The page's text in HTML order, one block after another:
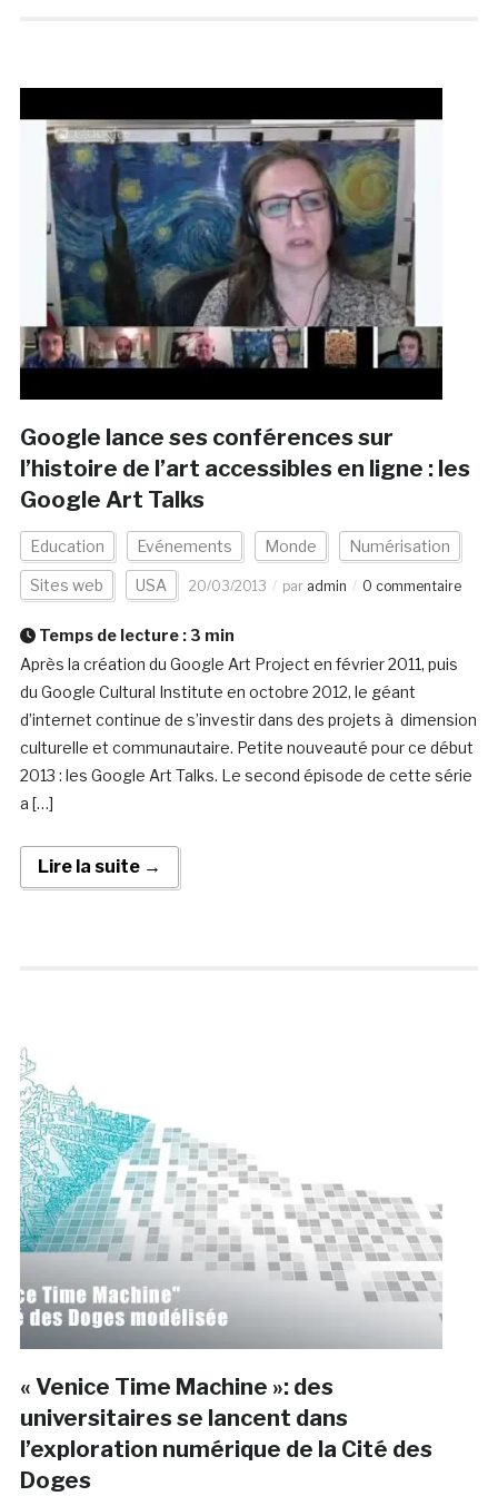
Google lance ses conférences sur
l’histoire de l’art accessibles en ligne : les
Google Art Talks
Education Evénements Monde Numérisation
Sites web USA 20/03/2013 par admin 0 commentaire
Temps de lecture : 3 min
Après la création du Google Art Project en février 2011, puis
du Google Cultural Institute en octobre 2012, le géant
d’internet continue de s’investir dans des projets à dimension
culturelle et communautaire. Petite nouveauté pour ce début
2013 : les Google Art Talks. Le second épisode de cette série
a […]
Lire la suite →
« Venice Time Machine »: des
universitaires se lancent dans
l’exploration numérique de la Cité des
Doges